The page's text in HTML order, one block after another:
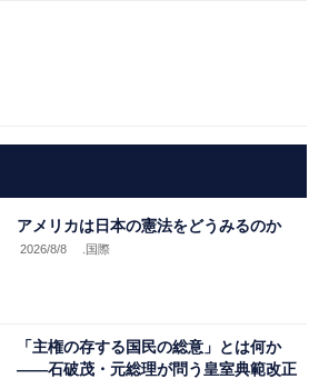
アメリカは日本の憲法をどうみるのか
2026/8/8 .国際
「主権の存する国民の総意」とは何か
――石破茂・元総理が問う皇室典範改正